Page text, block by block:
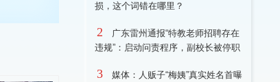
损，这个词错在哪里？
2
广东雷州通报“特教老师招聘存在
违规”：启动问责程序，副校长被停职
3
媒体：人贩子“梅姨”真实姓名首曝